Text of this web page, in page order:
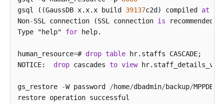
源
支
区
域
系
统
gsql ((GaussDB x.x.x build 39137c2d) compiled at
Non-SSL connection (SSL connection is recommended
Type "help" for help.
human_resource=# drop table hr.staffs CASCADE;
NOTICE: drop cascades to view
gs_restore -W password /home/dbadmin/backup/
restore operation successful